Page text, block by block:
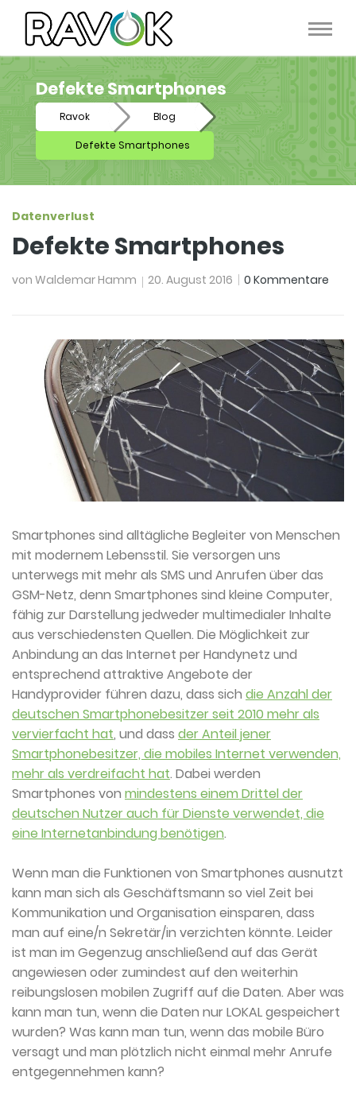
Defekte Smartphones
Ravok Blog
Defekte Smartphones
Datenverlust
Defekte Smartphones
von Waldemar Hamm 20. August 2016 0 Kommentare
Smartphones sind alltägliche Begleiter von Menschen
mit modernem Lebensstil. Sie versorgen uns
unterwegs mit mehr als SMS und Anrufen über das
GSM-Netz, denn Smartphones sind kleine Computer,
fähig zur Darstellung jedweder multimedialer Inhalte
aus verschiedensten Quellen. Die Möglichkeit zur
Anbindung an das Internet per Handynetz und
entsprechend attraktive Angebote der
Handyprovider führen dazu, dass sich die Anzahl der
deutschen Smartphonebesitzer seit 2010 mehr als
vervierfacht hat, und dass der Anteil jener
Smartphonebesitzer, die mobiles Internet verwenden,
mehr als verdreifacht hat. Dabei werden
Smartphones von mindestens einem Drittel der
deutschen Nutzer auch für Dienste verwendet, die
eine Internetanbindung benötigen.
Wenn man die Funktionen von Smartphones ausnutzt
kann man sich als Geschäftsmann so viel Zeit bei
Kommunikation und Organisation einsparen, dass
man auf eine/n Sekretär/in verzichten könnte. Leider
ist man im Gegenzug anschließend auf das Gerät
angewiesen oder zumindest auf den weiterhin
reibungslosen mobilen Zugriff auf die Daten. Aber was
kann man tun, wenn die Daten nur LOKAL gespeichert
wurden? Was kann man tun, wenn das mobile Büro
versagt und man plötzlich nicht einmal mehr Anrufe
entgegennehmen kann?